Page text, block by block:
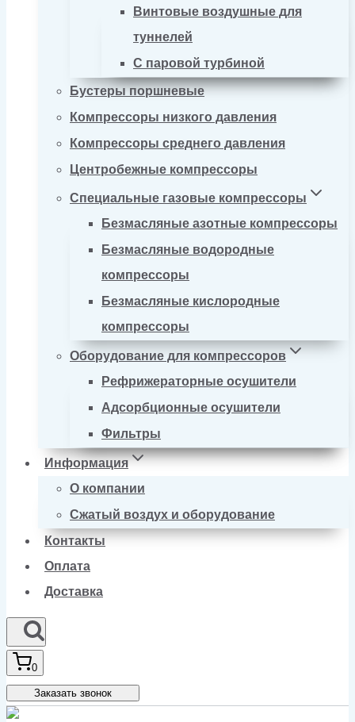
Винтовые воздушные для
туннелей
С паровой турбиной
Бустеры поршневые
Компрессоры низкого давления
Компрессоры среднего давления
Центробежные компрессоры
Специальные газовые компрессоры
Безмасляные азотные компрессоры
Безмасляные водородные
компрессоры
Безмасляные кислородные
компрессоры
Оборудование для компрессоров
Рефрижераторные осушители
Адсорбционные осушители
Фильтры
Информация
О компании
Сжатый воздух и оборудование
Контакты
Оплата
Доставка
0
Заказать звонок